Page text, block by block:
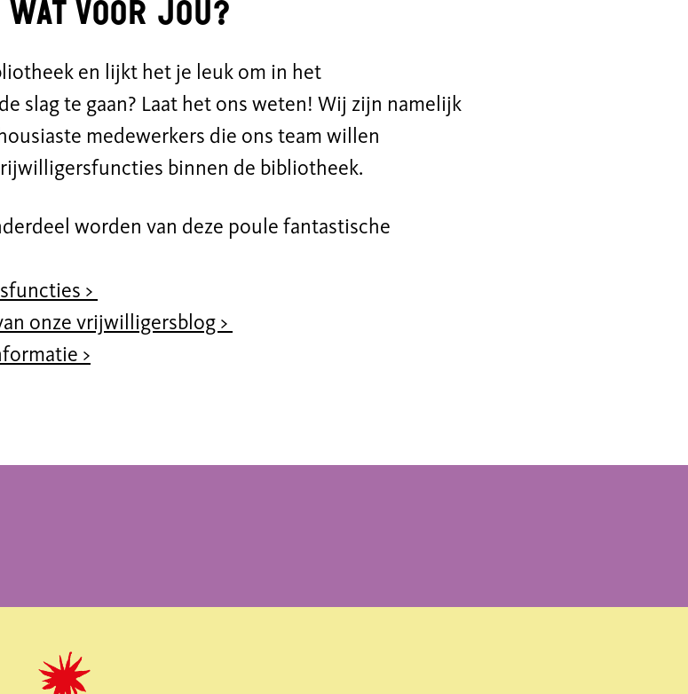
voor jou?
en lijkt het je leuk om in het
slag te gaan? Laat het ons weten! Wij zijn namelijk
medewerkers die ons team willen
binnen de bibliotheek.
worden van deze poule fantastische
>
onze vrijwilligersblog >
>